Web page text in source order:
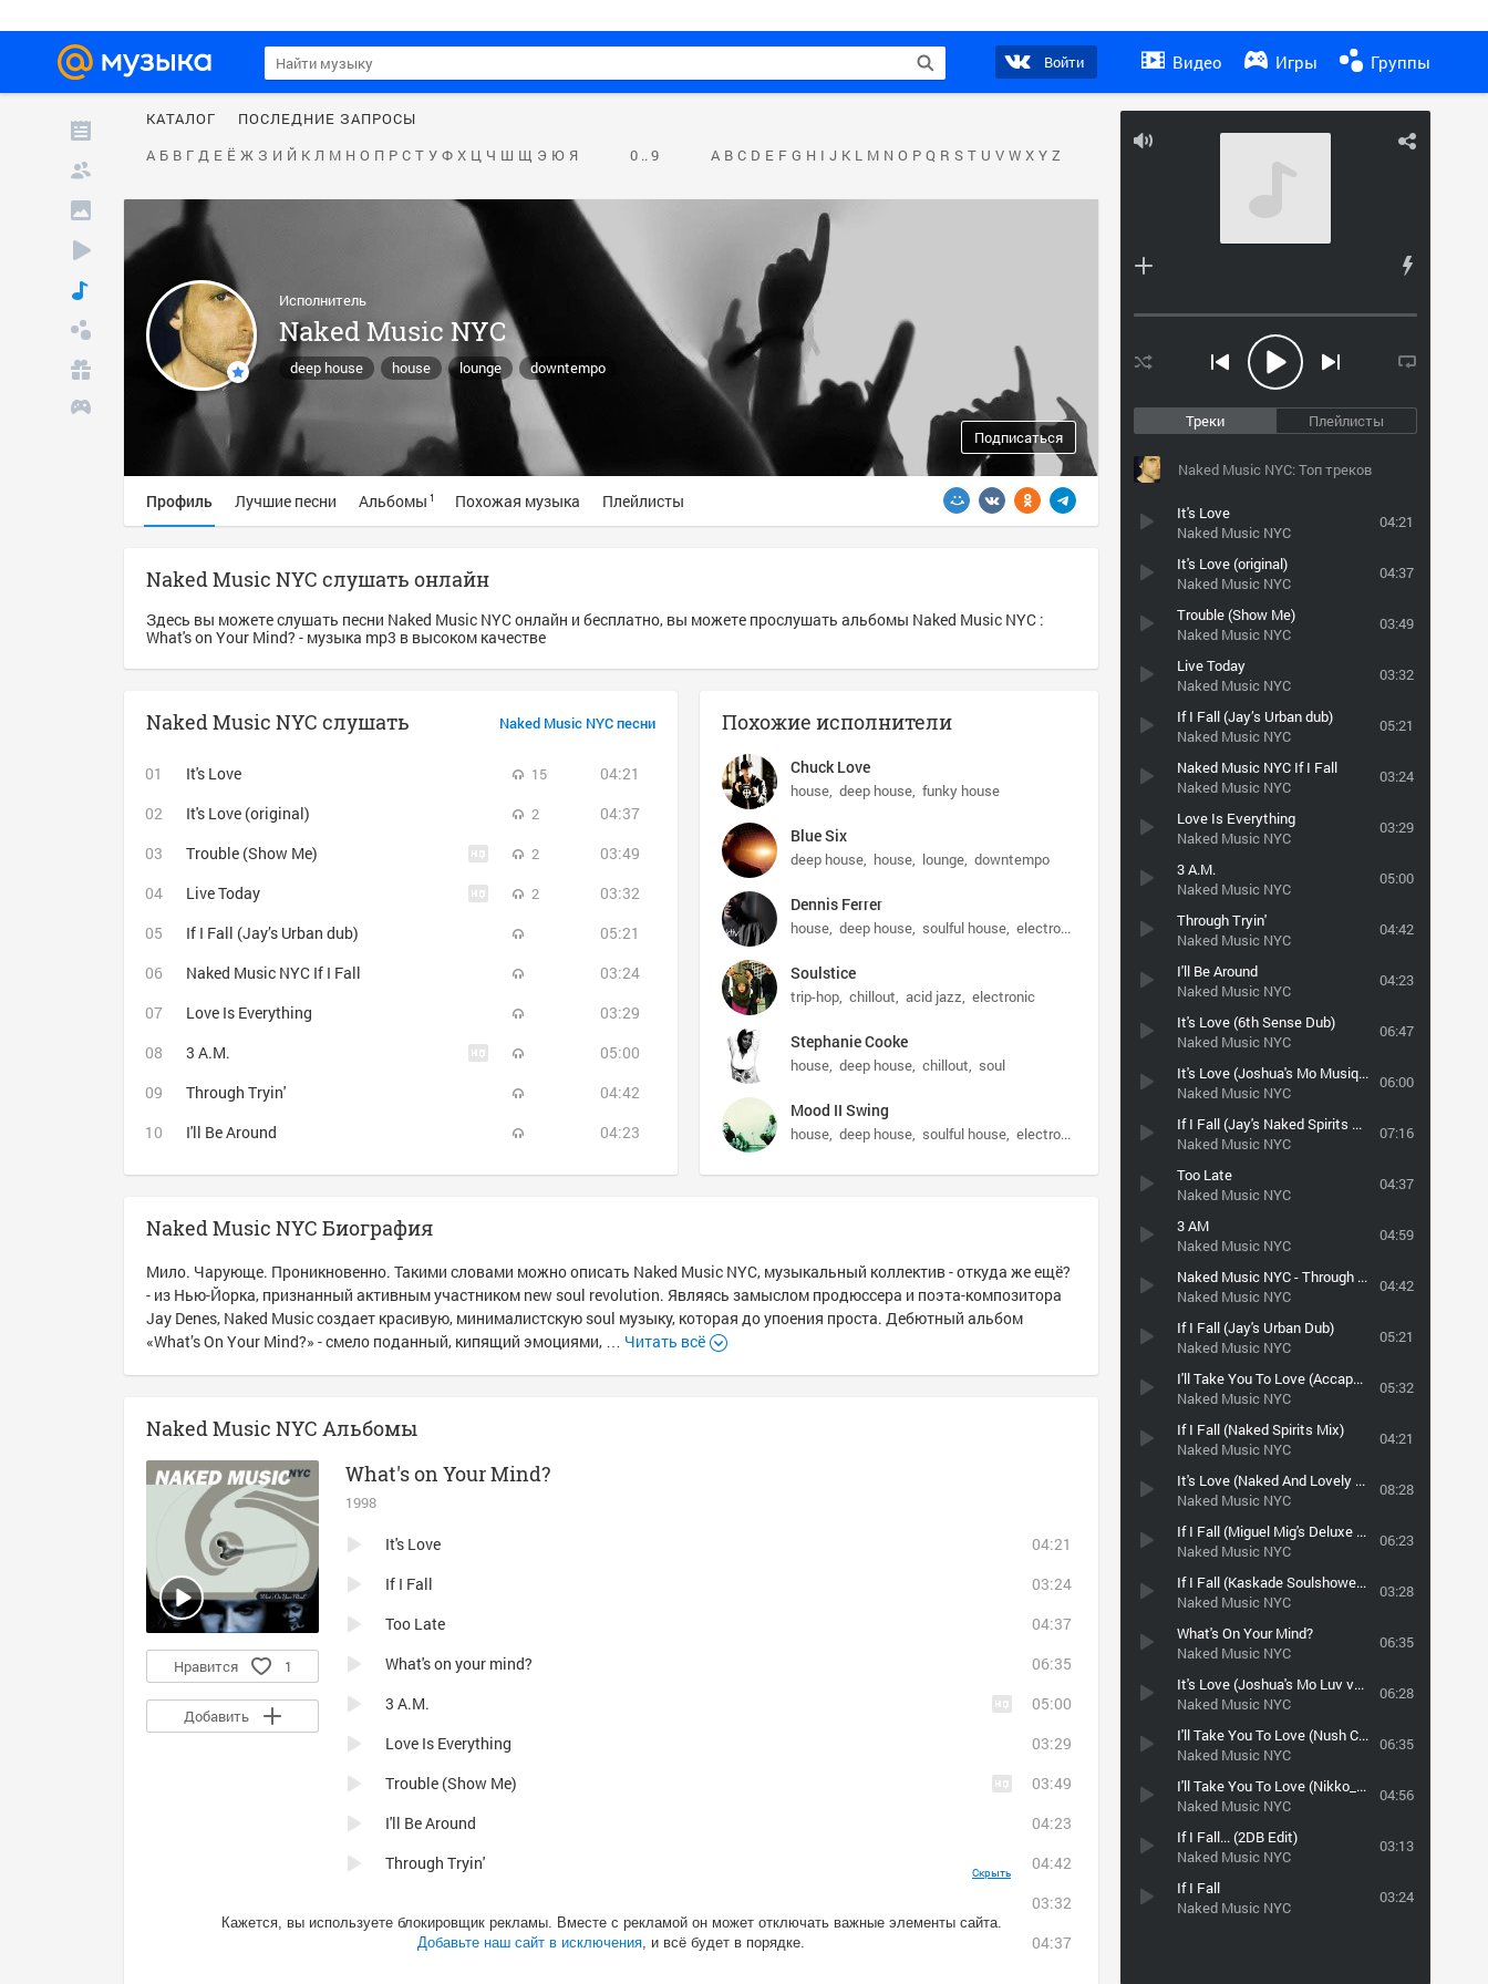
Войти Видео Игры Группы
Треки Плейлисты
Naked Music NYC: Топ треков
It's Love
Naked Music NYC
04:21
It's Love (original)
Naked Music NYC
04:37
Trouble (Show Me)
Naked Music NYC
03:49
Live Today
Naked Music NYC
03:32
If I Fall (Jay’s Urban dub)
Naked Music NYC
05:21
Naked Music NYC If I Fall
Naked Music NYC
03:24
Love Is Everything
Naked Music NYC
03:29
3 A.M.
Naked Music NYC
05:00
Through Tryin'
Naked Music NYC
04:42
I'll Be Around
Naked Music NYC
04:23
It's Love (6th Sense Dub)
Naked Music NYC
06:47
It's Love (Joshua's Mo Musique mix)
Naked Music NYC
06:00
If I Fall (Jay's Naked Spirits Mix)
Naked Music NYC
07:16
Too Late
Naked Music NYC
04:37
3 AM
Naked Music NYC
04:59
Naked Music NYC - Through Tryin'
Naked Music NYC
04:42
If I Fall (Jay's Urban Dub)
Naked Music NYC
05:21
I'll Take You To Love (Accapella)
Naked Music NYC
05:32
If I Fall (Naked Spirits Mix)
Naked Music NYC
04:21
It's Love (Naked And Lovely Extended Vocal)
Naked Music NYC
08:28
If I Fall (Miguel Mig's Deluxe Soul dub)
Naked Music NYC
06:23
If I Fall (Kaskade Soulshower Mix)
Naked Music NYC
03:28
What's On Your Mind?
Naked Music NYC
06:35
It's Love (Joshua's Mo Luv vocal)
Naked Music NYC
06:28
I'll Take You To Love (Nush Club Vocal Mix)
Naked Music NYC
06:35
I'll Take You To Love (Nikko_Lay_Remix)
Naked Music NYC
04:56
If I Fall... (2DB Edit)
Naked Music NYC
03:13
If I Fall
Naked Music NYC
03:24
КАТАЛОГ
ПОСЛЕДНИЕ ЗАПРОСЫ
А Б В Г Д Е Ё Ж З И Й К Л М Н О П Р С Т У Ф Х Ц Ч Ш Щ Э Ю Я 0 .. 9 A B C D E F G H I J K L M N O P Q R S T U V W X Y Z
Исполнитель
Naked Music NYC
deep house house lounge downtempo
Подписаться
Профиль Лучшие песни Альбомы 1 Похожая музыка Плейлисты
Naked Music NYC слушать онлайн
Здесь вы можете слушать песни Naked Music NYC онлайн и бесплатно, вы можете прослушать альбомы Naked Music NYC :
What's on Your Mind? - музыка mp3 в высоком качестве
Naked Music NYC песни
Naked Music NYC слушать
It's Love 15
04:21
It's Love (original)
2
04:37
Trouble (Show Me)
2
03:49
Live Today
2
03:32
If I Fall (Jay’s Urban dub)
05:21
Naked Music NYC If I Fall
03:24
Love Is Everything
03:29
3 A.M.
05:00
Through Tryin'
04:42
I'll Be Around
04:23
Похожие исполнители
Chuck Love
house deep house funky house
Blue Six
deep house house lounge downtempo
Dennis Ferrer
house deep house soulful house electronic
Soulstice
trip-hop chillout acid jazz electronic
Stephanie Cooke
house deep house chillout soul
Mood II Swing
house deep house soulful house electronic
Naked Music NYC Биография
Мило. Чарующе. Проникновенно. Такими словами можно описать Naked Music NYC, музыкальный коллектив - откуда же ещё?
- из Нью-Йорка, признанный активным участником new soul revolution. Являясь замыслом продюссера и поэта-композитора
Jay Denes, Naked Music создает красивую, минималистскую soul музыку, которая до упоения проста. Дебютный альбом
«What’s On Your Mind?» - смело поданный, кипящий эмоциями, … Читать всё
Naked Music NYC Альбомы
What's on Your Mind?
1998
Нравится 1
Добавить
It's Love
04:21
If I Fall
03:24
Too Late
04:37
What's on your mind?
06:35
3 A.M.
05:00
Love Is Everything
03:29
Trouble (Show Me)
03:49
I'll Be Around
04:23
Through Tryin'
04:42
03:32
It's Love (original)
04:37
Кажется, вы используете блокировщик рекламы. Вместе с рекламой он может отключать важные элементы сайта.
Добавьте наш сайт в исключения, и всё будет в порядке.
Скрыть